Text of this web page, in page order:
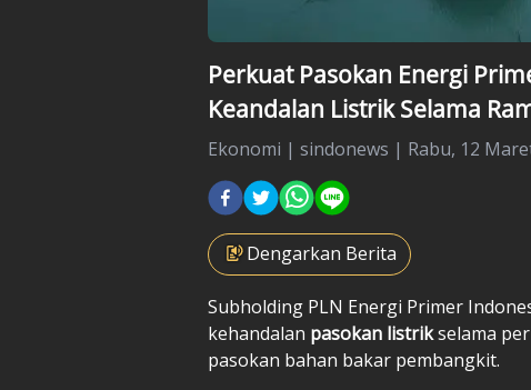
Perkuat Pasokan Energi
Keandalan Listrik Selama
Ekonomi | sindonews | Rabu, 12
Dengarkan Berita
Subholding PLN Energi Primer
kehandalan pasokan listrikselama
pasokan bahan bakar pembangkit.